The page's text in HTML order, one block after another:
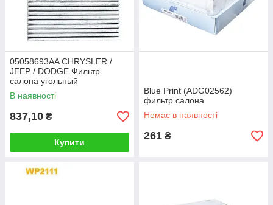
05058693AA CHRYSLER /
JEEP / DODGE Фильтр
салона угольный
В наявності
837,10 ₴
Купити
Blue Print (ADG02562)
фильтр салона
Немає в наявності
261 ₴